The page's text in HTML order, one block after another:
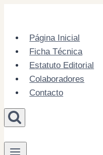
contentPágina Inicial
Ficha Técnica
Estatuto Editorial
Colaboradores
Contacto